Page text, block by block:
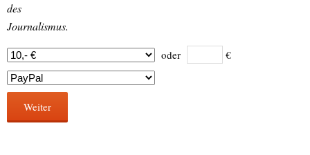
des
Journalismus.
oder €
Weiter